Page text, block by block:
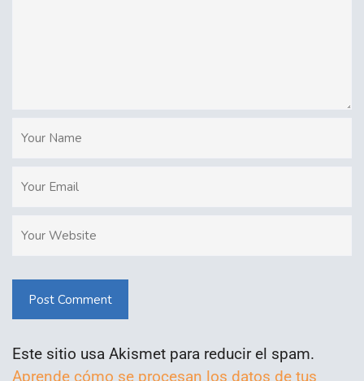
Post Comment
Este sitio usa Akismet para reducir el spam.
Aprende cómo se procesan los datos de tus